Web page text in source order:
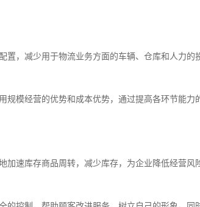
置，减少用于物流业务方面的车辆、仓库和人力的
规模经营的优势和成本优势，通过提高各环节能力
速库存商品周转，减少库存，为企业降低经营风